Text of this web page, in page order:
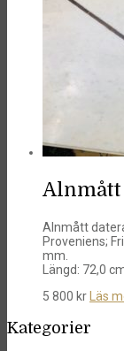
Alnmått
Alnmått
Proveniens;
mm.
Längd: 72,0
5 800 krLäs
Kategorier